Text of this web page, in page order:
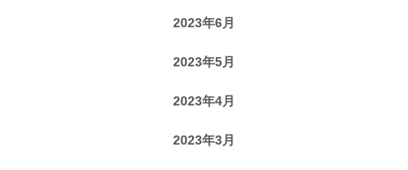
2023年6月
2023年5月
2023年4月
2023年3月